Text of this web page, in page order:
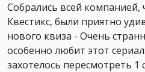
Собрались всей компанией,
Квестикс, были приятно
нового квиза - Очень
особенно любит этот
захотелось пересмотреть 1